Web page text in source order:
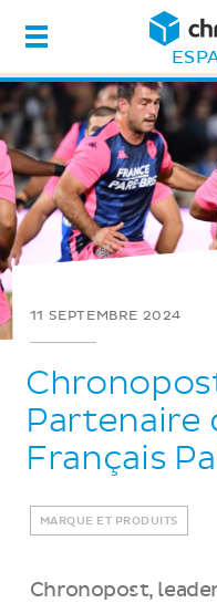
Partenaire
Français
11 SEPTEMBRE 2024
MARQUE ET PRODUITS
Chronopost,